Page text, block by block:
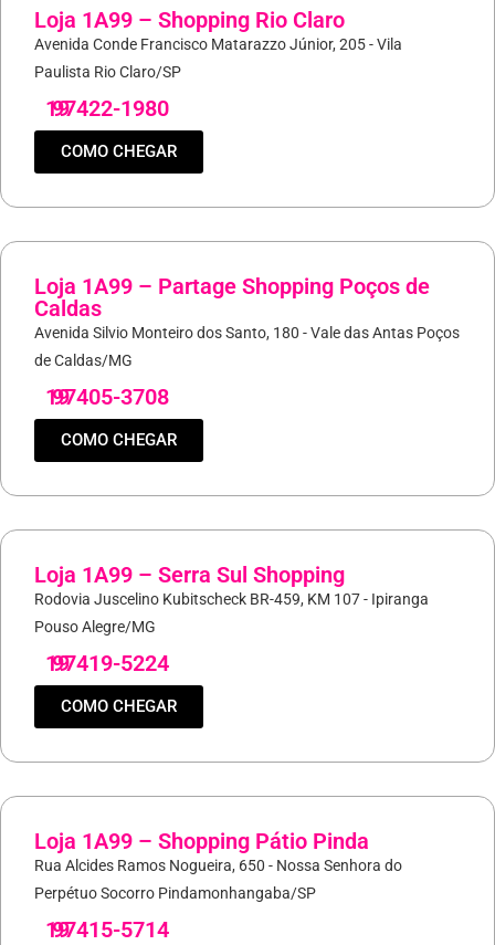
Loja 1A99 – Shopping Rio Claro
Avenida Conde Francisco Matarazzo Júnior, 205 - Vila
Paulista Rio Claro/SP
19
97422-1980
COMO CHEGAR
Loja 1A99 – Partage Shopping Poços de
Caldas
Avenida Silvio Monteiro dos Santo, 180 - Vale das Antas Poços
de Caldas/MG
19
97405-3708
COMO CHEGAR
Loja 1A99 – Serra Sul Shopping
Rodovia Juscelino Kubitscheck BR-459, KM 107 - Ipiranga
Pouso Alegre/MG
19
97419-5224
COMO CHEGAR
Loja 1A99 – Shopping Pátio Pinda
Rua Alcides Ramos Nogueira, 650 - Nossa Senhora do
Perpétuo Socorro Pindamonhangaba/SP
19
97415-5714